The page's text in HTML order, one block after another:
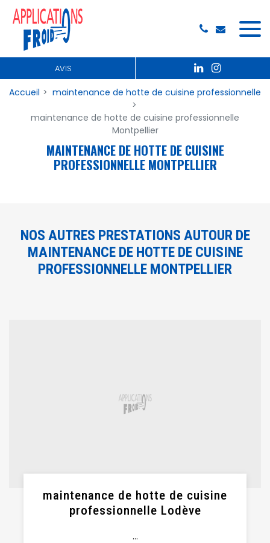
AVIS
Accueil maintenance de hotte de cuisine professionnelle
maintenance de hotte de cuisine professionnelle
Montpellier
MAINTENANCE DE HOTTE DE CUISINE
PROFESSIONNELLE MONTPELLIER
NOS AUTRES PRESTATIONS AUTOUR DE
MAINTENANCE DE HOTTE DE CUISINE
PROFESSIONNELLE MONTPELLIER
maintenance de hotte de cuisine
professionnelle Lodève
...
Panneau de gestion des cookies